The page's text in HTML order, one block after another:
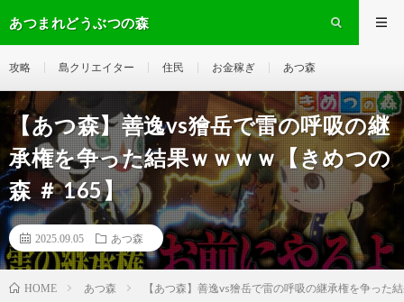
あつまれどうぶつの森
攻略 島クリエイター 住民 お金稼ぎ あつ森
【あつ森】善逸vs獪岳で雷の呼吸の継
承権を争った結果ｗｗｗｗ【きめつの
森 ＃ 165】
2025.09.05 あつ森
HOME あつ森 【あつ森】善逸vs獪岳で雷の呼吸の継承権を争った